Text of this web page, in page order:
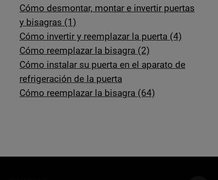
Cómo desmontar, montar e invertir puertas
y bisagras (1)
Cómo invertir y reemplazar la puerta (4)
Cómo reemplazar la bisagra (2)
Cómo instalar su puerta en el aparato de
refrigeración de la puerta
Cómo reemplazar la bisagra (64)